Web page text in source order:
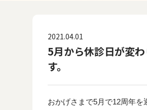
2021.04.01
5月から休診日が変わ
す。
おかげさまで5月で12周年を